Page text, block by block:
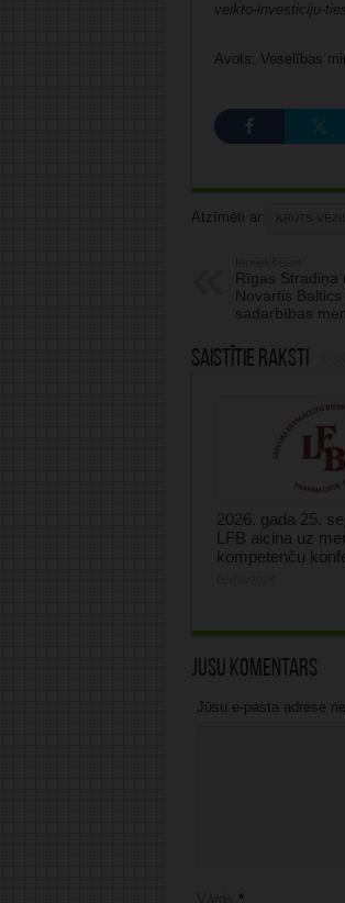
veikto-investiciju-
Avots: Veselības
Atzīmēti ar: KRŪTS VĒZIS
Rīgas Stradiņa
Novartis
sadarbības
Saistītie raksti
2026. gada 25.
LFB aicina uz
kompetenču
Jūsu komentārs
Jūsu e-pasta adrese
*